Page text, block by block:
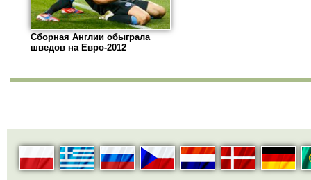
Сборная Англии обыграла
шведов на Евро-2012